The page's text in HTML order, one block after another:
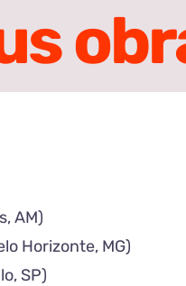
AM)
Horizonte, MG)
SP)